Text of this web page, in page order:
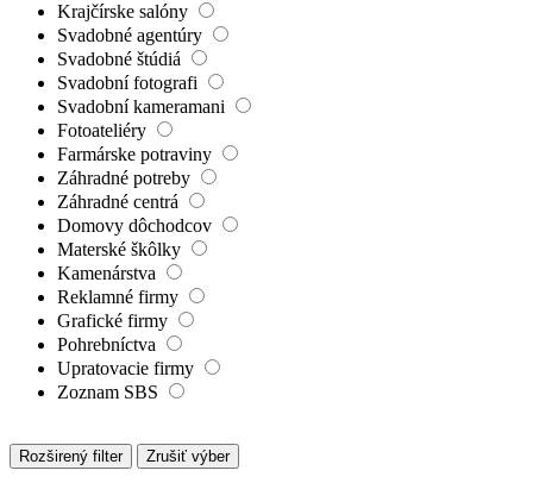
Krajčírske salóny
Svadobné agentúry
Svadobné štúdiá
Svadobní fotografi
Svadobní kameramani
Fotoateliéry
Farmárske potraviny
Záhradné potreby
Záhradné centrá
Domovy dôchodcov
Materské škôlky
Kamenárstva
Reklamné firmy
Grafické firmy
Pohrebníctva
Upratovacie firmy
Zoznam SBS
Rozširený filter Zrušiť výber